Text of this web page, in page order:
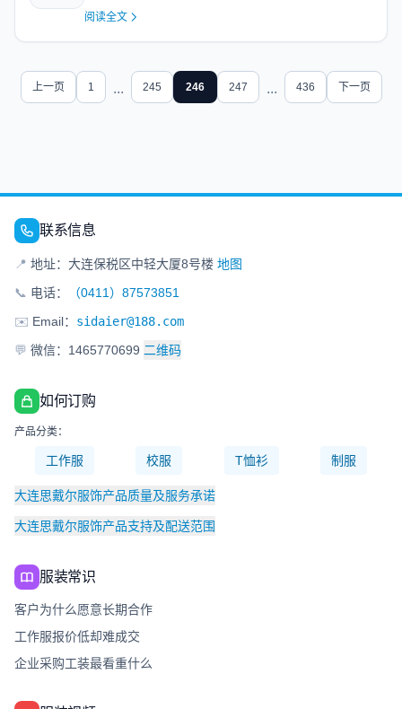
阅读全文
上一页 1 ... 245 246 247 ... 436 下一页
联系信息
📍 地址：大连保税区中轻大厦8号楼 地图
📞 电话：
（0411）87573851
✉️ Email： sidaier@188.com
💬 微信：1465770699 二维码
如何订购
产品分类：
工作服 校服 T恤衫 制服
大连思戴尔服饰产品质量及服务承诺
大连思戴尔服饰产品支持及配送范围
服装常识
客户为什么愿意长期合作
工作服报价低却难成交
企业采购工装最看重什么